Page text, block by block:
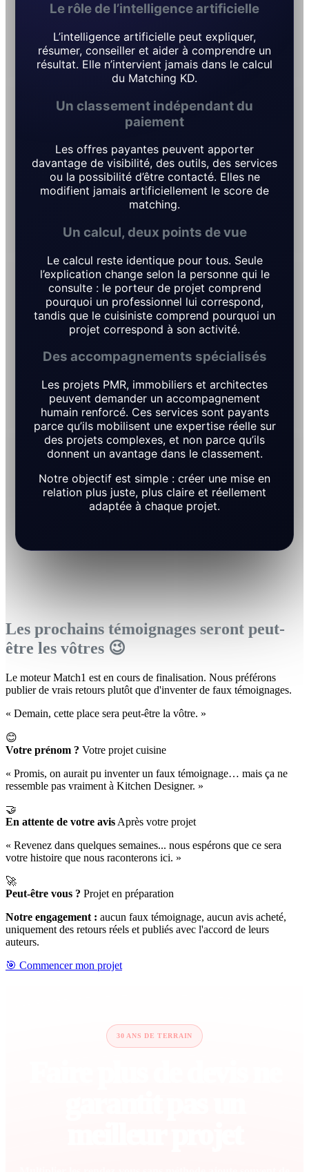
Le rôle de l’intelligence artificielle
L’intelligence artificielle peut expliquer,
résumer, conseiller et aider à comprendre un
résultat. Elle n’intervient jamais dans le calcul
du Matching KD.
Un classement indépendant du
paiement
Les offres payantes peuvent apporter
davantage de visibilité, des outils, des services
ou la possibilité d’être contacté. Elles ne
modifient jamais artificiellement le score de
matching.
Un calcul, deux points de vue
Le calcul reste identique pour tous. Seule
l’explication change selon la personne qui le
consulte : le porteur de projet comprend
pourquoi un professionnel lui correspond,
tandis que le cuisiniste comprend pourquoi un
projet correspond à son activité.
Des accompagnements spécialisés
Les projets PMR, immobiliers et architectes
peuvent demander un accompagnement
humain renforcé. Ces services sont payants
parce qu’ils mobilisent une expertise réelle sur
des projets complexes, et non parce qu’ils
donnent un avantage dans le classement.
Notre objectif est simple : créer une mise en
relation plus juste, plus claire et réellement
adaptée à chaque projet.
Les prochains témoignages seront peut-
être les vôtres 😉
Le moteur Match1 est en cours de finalisation. Nous préférons
publier de vrais retours plutôt que d'inventer de faux témoignages.
« Demain, cette place sera peut-être la vôtre. »
😊
Votre prénom ? Votre projet cuisine
« Promis, on aurait pu inventer un faux témoignage… mais ça ne
ressemble pas vraiment à Kitchen Designer. »
🤝
En attente de votre avis Après votre projet
« Revenez dans quelques semaines... nous espérons que ce sera
votre histoire que nous raconterons ici. »
🚀
Peut-être vous ? Projet en préparation
Notre engagement : aucun faux témoignage, aucun avis acheté,
uniquement des retours réels et publiés avec l'accord de leurs
auteurs.
🎯 Commencer mon projet
30 ANS DE TERRAIN